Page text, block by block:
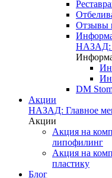
Отзывы
НАЗАД:
DM
Акции
НАЗАД: Главное
Акции
Акция на
липофилинг
Акция на
пластику
Блог